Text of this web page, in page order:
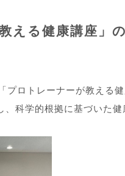
える健康講座」
プロトレーナーが教える
科学的根拠に基づいた